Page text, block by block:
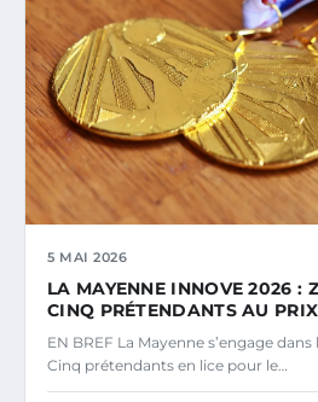
5 MAI 2026
LA MAYENNE INNOVE 2026 :
CINQ PRÉTENDANTS AU
EN BREF La Mayenne s’engage
Cinq prétendants en lice pour le…